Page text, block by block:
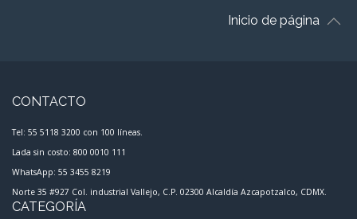
Inicio de página
CONTACTO
Tel: 55 5118 3200 con 100 líneas.
Lada sin costo: 800 0010 111
WhatsApp: 55 3455 8219
Norte 35 #927 Col. industrial Vallejo, C.P. 02300 Alcaldía Azcapotzalco, CDMX.
CATEGORÍA